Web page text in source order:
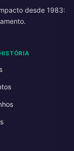
desde 1983: